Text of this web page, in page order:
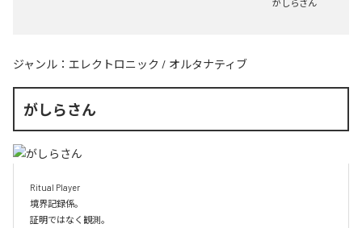
がしらさん
ジャンル： エレクトロニック / オルタナティブ
がしらさん
Ritual Player
境界記録係。
証明ではなく観測。